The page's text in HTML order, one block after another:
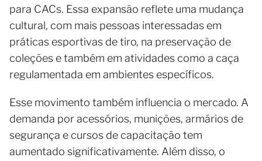
para CACs. Essa expansão reflete uma mudança
cultural, com mais pessoas interessadas em
práticas esportivas de tiro, na preservação de
coleções e também em atividades como a caça
regulamentada em ambientes específicos.
Esse movimento também influencia o mercado. A
demanda por acessórios, munições, armários de
segurança e cursos de capacitação tem
aumentado significativamente. Além disso, o